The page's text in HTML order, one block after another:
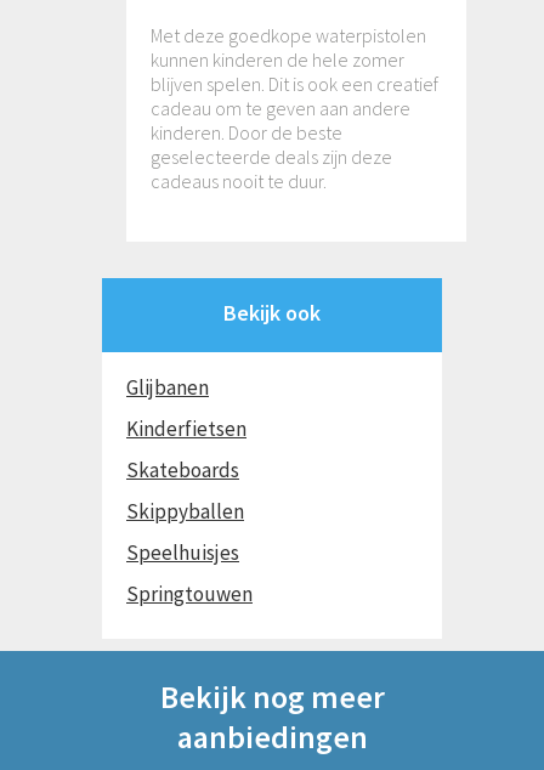
Met deze goedkope waterpistolen
kunnen kinderen de hele zomer
blijven spelen. Dit is ook een creatief
cadeau om te geven aan andere
kinderen. Door de beste
geselecteerde deals zijn deze
cadeaus nooit te duur.
Bekijk ook
Glijbanen
Kinderfietsen
Skateboards
Skippyballen
Speelhuisjes
Springtouwen
Bekijk nog meer
aanbiedingen